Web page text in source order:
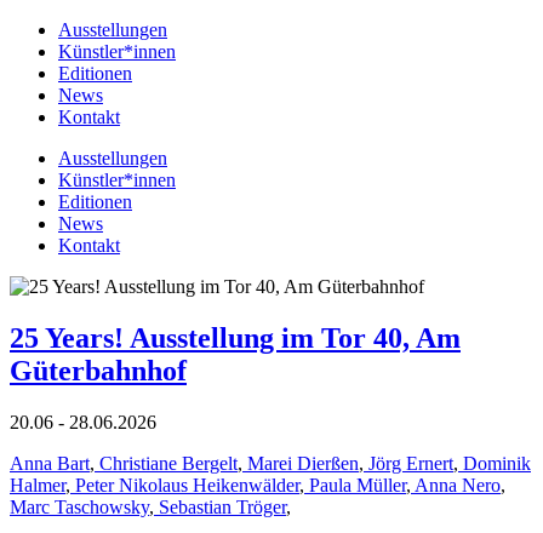
Ausstellungen
Künstler*innen
Editionen
News
Kontakt
Ausstellungen
Künstler*innen
Editionen
News
Kontakt
25 Years! Ausstellung im Tor 40, Am
Güterbahnhof
20.06 - 28.06.2026
Anna Bart, Christiane Bergelt, Marei Dierßen, Jörg Ernert, Dominik
Halmer, Peter Nikolaus Heikenwälder, Paula Müller, Anna Nero,
Marc Taschowsky, Sebastian Tröger,